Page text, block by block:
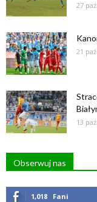
27
21
13
Obserwuj nas
1,018 Fani